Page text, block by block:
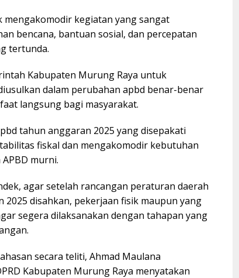
kegiatan yang sangat
bencana, bantuan sosial, dan percepatan
tertunda.
Kabupaten Murung Raya untuk
dalam perubahan apbd benar-benar
langsung bagi masyarakat.
tahun anggaran 2025 yang disepakati
fiskal dan mengakomodir kebutuhan
murni.
agar setelah rancangan peraturan daerah
disahkan, pekerjaan fisik maupun yang
segera dilaksanakan dengan tahapan yang
secara teliti, Ahmad Maulana
Kabupaten Murung Raya menyatakan